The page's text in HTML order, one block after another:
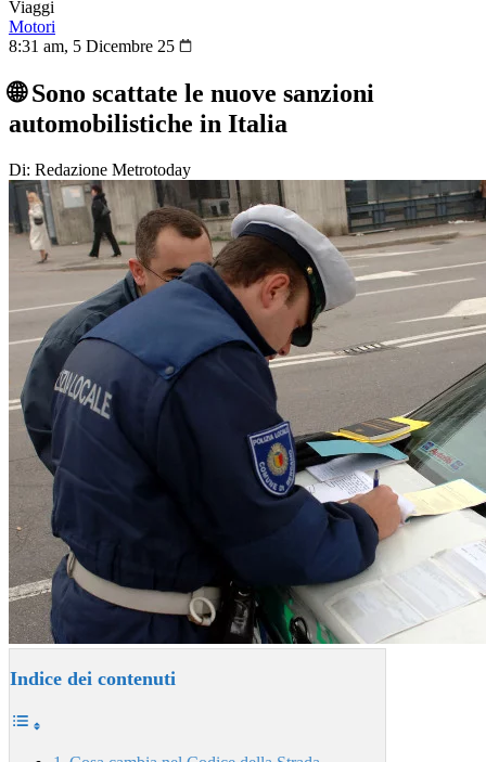
Viaggi
Motori
8:31 am, 5 Dicembre 25
🌐 Sono scattate le nuove sanzioni
automobilistiche in Italia
Di: Redazione Metrotoday
Indice dei contenuti